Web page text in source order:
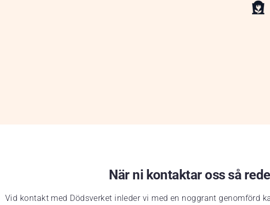
När ni kontaktar oss så
Vid kontakt med Dödsverket inleder vi med en noggrant genomförd